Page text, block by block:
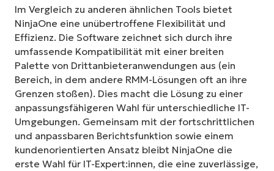
Im Vergleich zu anderen ähnlichen Tools bietet
NinjaOne eine unübertroffene Flexibilität und
Effizienz. Die Software zeichnet sich durch ihre
umfassende Kompatibilität mit einer breiten
Palette von Drittanbieteranwendungen aus (ein
Bereich, in dem andere RMM-Lösungen oft an ihre
Grenzen stoßen). Dies macht die Lösung zu einer
anpassungsfähigeren Wahl für unterschiedliche IT-
Umgebungen. Gemeinsam mit der fortschrittlichen
und anpassbaren Berichtsfunktion sowie einem
kundenorientierten Ansatz bleibt NinjaOne die
erste Wahl für IT-Expert:innen, die eine zuverlässige,